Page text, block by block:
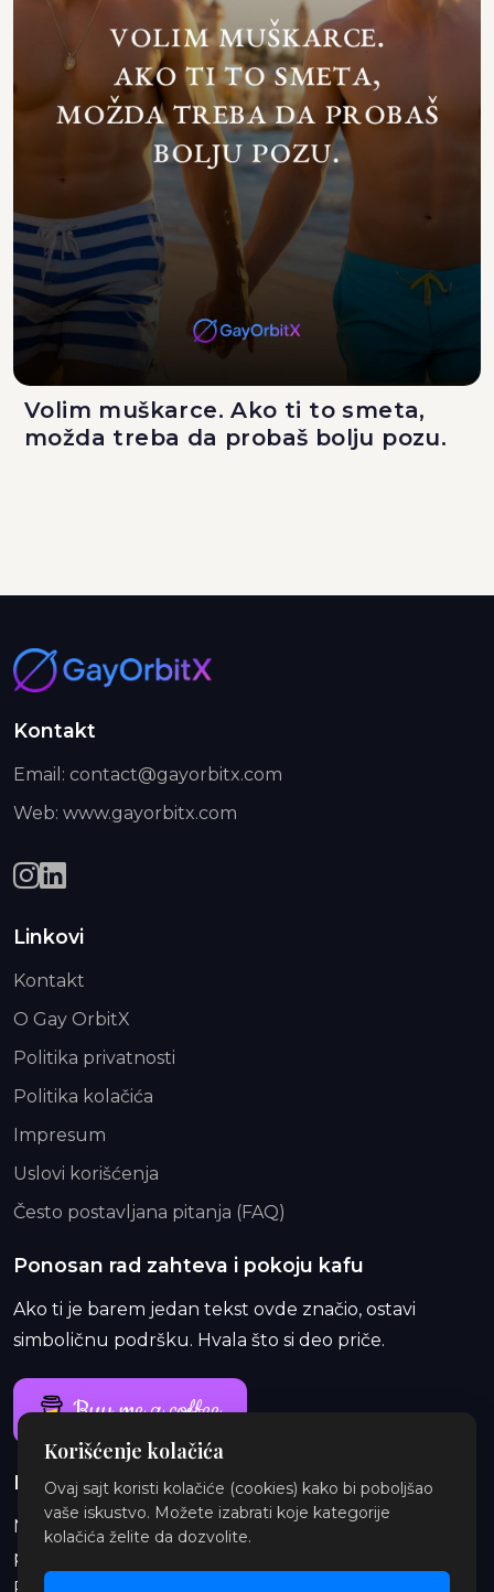
Volim muškarce. Ako ti to smeta,
možda treba da probaš bolju pozu.
Kontakt
Email: contact@gayorbitx.com
Web: www.gayorbitx.com
Linkovi
Kontakt
O Gay OrbitX
Politika privatnosti
Politika kolačića
Impresum
Uslovi korišćenja
Često postavljana pitanja (FAQ)
Ponosan rad zahteva i pokoju kafu
Ako ti je barem jedan tekst ovde značio, ostavi
simboličnu podršku. Hvala što si deo priče.
Buy me a coffee
Ponosan rad traje i duže od jedne kafe
Na Patreon-u te čekaju ekskluzivne i eksplicitne
priče, najave, insajderske priče, audio i ilustracije.
Pridruži se i podrži orbitu.
Korišćenje kolačića
Ovaj sajt koristi kolačiće (cookies) kako bi poboljšao
vaše iskustvo. Možete izabrati koje kategorije
kolačića želite da dozvolite.